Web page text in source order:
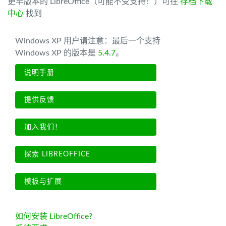
中心 找到
Windows XP 用户请注意：最后一个支持
Windows XP 的版本是 5.4.7。
说明手册
提供反馈
加入我们！
探索 LIBREOFFICE
模板与扩展
如何安装 LibreOffice?